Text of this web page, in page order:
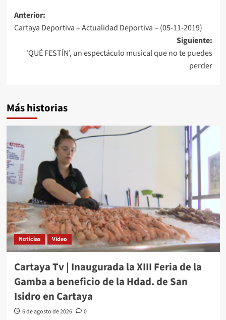
Anterior:
Cartaya Deportiva – Actualidad Deportiva – (05-11-2019)
Siguiente:
‘QUÉ FESTÍN’, un espectáculo musical que no te puedes
perder
Más historias
Noticias Video
Cartaya Tv | Inaugurada la XIII Feria de la
Gamba a beneficio de la Hdad. de San
Isidro en Cartaya
6 de agosto de 2026 0